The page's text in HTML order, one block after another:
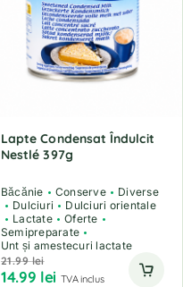
Lapte Condensat Îndulcit
Nestlé 397g
Băcănie Conserve
Diverse
Dulciuri
Dulciuri orientale
Lactate
Oferte
Semipreparate
Unt și amestecuri lactate
21.99lei
14.99 lei TVA inclus